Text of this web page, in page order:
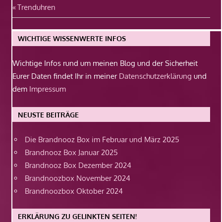
Beitragsnavigation
Vorheriger
Beitrag:
Trenduhren
WICHTIGE WISSENWERTE INFOS
Wichtige Infos rund um meinen Blog und der Sicherheit
Eurer Daten findet Ihr in meiner Datenschutzerklärung und
dem Impressum
NEUSTE BEITRÄGE
Die Brandnooz Box im Februar und März 2025
Brandnooz Box Januar 2025
Brandnooz Box Dezember 2024
Brandnoozbox November 2024
Brandnoozbox Oktober 2024
ERKLÄRUNG ZU GELINKTEN SEITEN!